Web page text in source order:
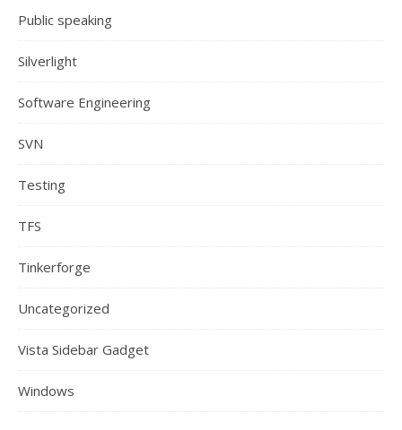
Public speaking
Silverlight
Software Engineering
SVN
Testing
TFS
Tinkerforge
Uncategorized
Vista Sidebar Gadget
Windows